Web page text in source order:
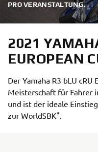
PRO VERANSTALTUNG. |
2021
EUROPEAN
Der Yamaha R3 bLU
Meisterschaft für Fahrer
und ist der ideale
zur WorldSBK".